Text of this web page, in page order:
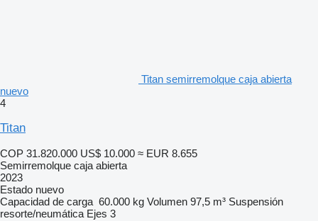
Titan semirremolque caja abierta
nuevo
4
Titan
COP 31.820.000 US$ 10.000 ≈ EUR 8.655
Semirremolque caja abierta
2023
Estado nuevo
Capacidad de carga 60.000 kg Volumen 97,5 m³ Suspensión
resorte/neumática Ejes 3